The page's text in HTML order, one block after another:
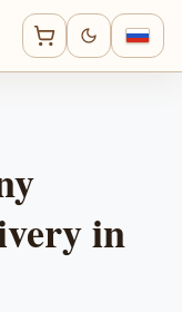
in